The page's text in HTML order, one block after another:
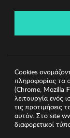
Λήγει σε: 00
Cookies
πληροφορίας τα
(Chrome, Mozilla
λειτουργία ενός
τις προτιμήσεις
αυτόν. Στο site
διαφορετικοί